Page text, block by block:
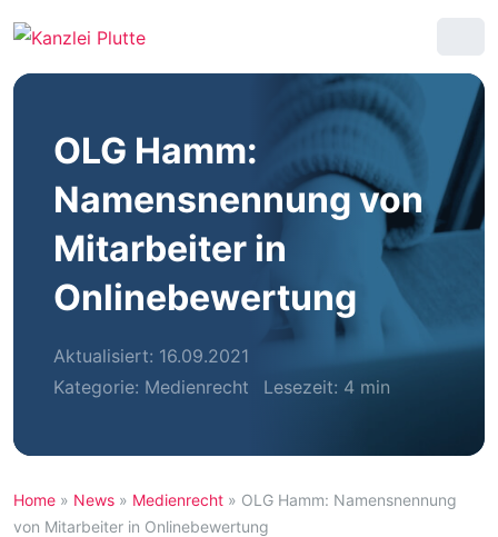
OLG Hamm:
Namensnennung von
Mitarbeiter in
Onlinebewertung
Aktualisiert: 16.09.2021
Kategorie: Medienrecht Lesezeit: 4 min
Home » News » Medienrecht » OLG Hamm: Namensnennung
von Mitarbeiter in Onlinebewertung